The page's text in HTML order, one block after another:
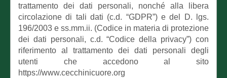
trattamento dei dati personali, nonché alla libera
circolazione di tali dati (c.d. “GDPR”) e del D. lgs.
196/2003 e ss.mm.ii. (Codice in materia di protezione
dei dati personali, c.d. “Codice della privacy”) con
riferimento al trattamento dei dati personali degli
utenti che accedono al sito
https://www.cecchinicuore.org